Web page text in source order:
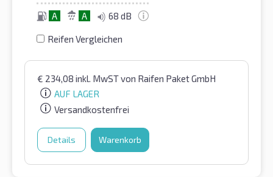
A A 68 dB
Reifen Vergleichen
€ 234,08 inkl. MwSTvon Raifen Paket GmbH
AUF LAGER
Versandkostenfrei
Details Warenkorb